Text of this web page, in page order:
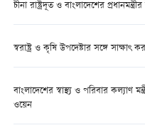
চীনা রাষ্ট্রদূত ও বাংলাদেশের
স্বরাষ্ট্র ও কৃষি উপদেষ্টার সঙ্গে সাক্ষাৎ
বাংলাদেশের স্বাস্থ্য ও পরিবার কল্যাণ
ওয়েন